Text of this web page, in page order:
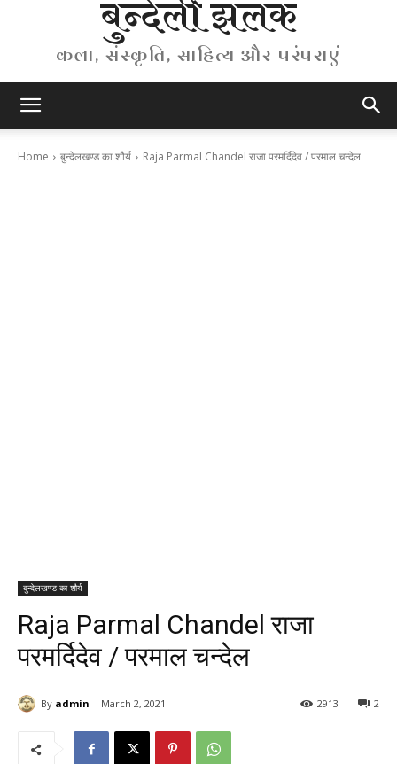
बुन्देली झलक
कला, संस्कृति, साहित्य और परंपराएं
Home बुन्देलखण्ड का शौर्य Raja Parmal Chandel राजा परमर्दिदेव / परमाल चन्देल
बुन्देलखण्ड का शौर्य
Raja Parmal Chandel राजा
परमर्दिदेव / परमाल चन्देल
By admin March 2, 2021 2
2913